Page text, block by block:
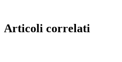
Articoli correlati